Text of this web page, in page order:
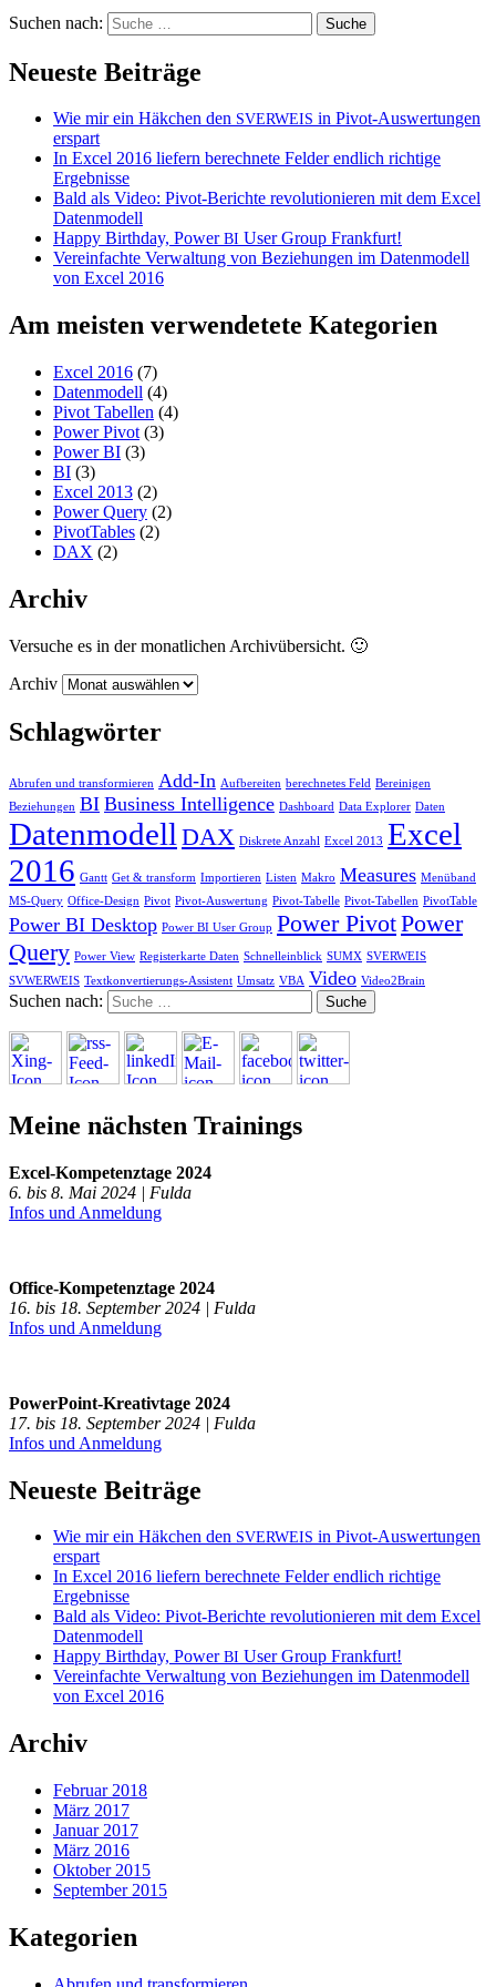
Suchen nach:
Neueste Beiträge
Wie mir ein Häkchen den SVERWEIS in Pivot-Auswertungen
erspart
In Excel 2016 liefern berechnete Felder endlich richtige
Ergebnisse
Bald als Video: Pivot-Berichte revolutionieren mit dem Excel
Datenmodell
Happy Birthday, PowerBI User Group Frankfurt!
Vereinfachte Verwaltung von Beziehungen im Datenmodell
von Excel 2016
Am meisten verwendetete Kategorien
Excel 2016 (7)
Datenmodell (4)
Pivot Tabellen (4)
Power Pivot (3)
Power BI (3)
BI (3)
Excel 2013 (2)
Power Query (2)
PivotTables (2)
DAX (2)
Archiv
Versuche es in der monatlichen Archivübersicht. 🙂
Archiv
Schlagwörter
Abrufen und transformieren Add-In Aufbereiten berechnetes Feld Bereinigen
Beziehungen BI Business Intelligence Dashboard Data Explorer Daten
Datenmodell DAX Diskrete Anzahl Excel 2013 Excel
2016 Gantt Get & transform Importieren Listen Makro Measures Menüband
MS-Query Office-Design Pivot Pivot-Auswertung Pivot-Tabelle Pivot-Tabellen PivotTable
Power BI Desktop Power BI User Group Power PivotPower
Query Power View Registerkarte Daten Schnelleinblick SUMX SVERWEIS
SVWERWEIS Textkonvertierungs-Assistent Umsatz VBA Video Video2Brain
Suchen nach:
Meine nächsten Trainings
Excel-Kompetenztage 2024
6. bis 8. Mai 2024 | Fulda
Infos und Anmeldung
Office-Kompetenztage 2024
16. bis 18. September 2024 | Fulda
Infos und Anmeldung
PowerPoint-Kreativtage 2024
17. bis 18. September 2024 | Fulda
Infos und Anmeldung
Neueste Beiträge
Wie mir ein Häkchen den SVERWEIS in Pivot-Auswertungen
erspart
In Excel 2016 liefern berechnete Felder endlich richtige
Ergebnisse
Bald als Video: Pivot-Berichte revolutionieren mit dem Excel
Datenmodell
Happy Birthday, PowerBI User Group Frankfurt!
Vereinfachte Verwaltung von Beziehungen im Datenmodell
von Excel 2016
Archiv
Februar 2018
März 2017
Januar 2017
März 2016
Oktober 2015
September 2015
Kategorien